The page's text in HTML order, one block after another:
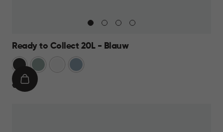
Ready to Collect 20L - Blauw
Donkergrijs
Groen Blauw
€
€ 19,95
IN